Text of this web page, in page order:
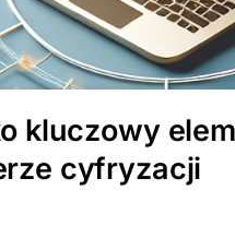
kluczowy
cyfryzacji